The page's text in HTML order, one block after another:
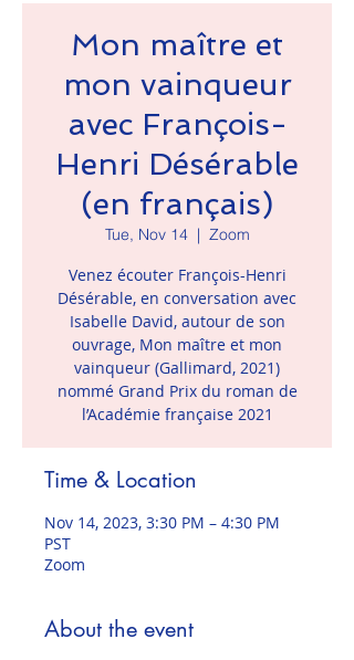
Mon maître et
mon vainqueur
avec François-
Henri Désérable
(en français)
Tue, Nov 14
  |
Zoom
Venez écouter François-Henri
Désérable, en conversation avec
Isabelle David, autour de son
ouvrage, Mon maître et mon
vainqueur (Gallimard, 2021)
nommé Grand Prix du roman de
l’Académie française 2021
Time & Location
Nov 14, 2023, 3:30 PM – 4:30 PM
PST
Zoom
About the event